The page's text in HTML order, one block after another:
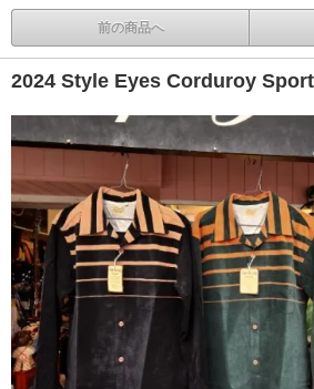
前の商品へ
2024 Style Eyes Corduroy